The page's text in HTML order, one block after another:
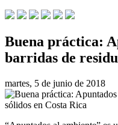
Buena práctica:
barridas de
martes, 5 de junio de 2018